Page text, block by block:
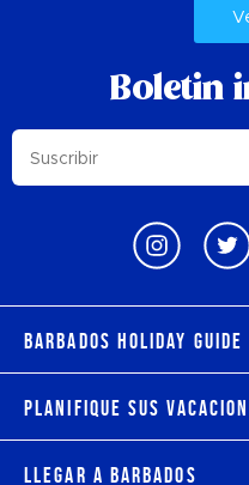
Boletin
Barbados Holiday Guide
Planifique sus
Llegar a Barbados